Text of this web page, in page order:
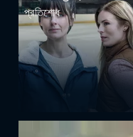
প্রতিশোধ